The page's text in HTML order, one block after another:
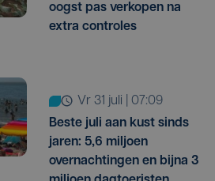
oogst pas verkopen na
extra controles
vr 31 juli | 07:09
Beste juli aan kust sinds
jaren: 5,6 miljoen
overnachtingen en bijna 3